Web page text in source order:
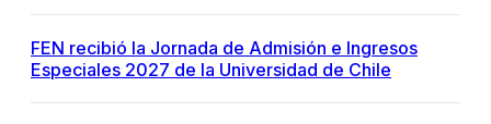
FEN recibió la Jornada de Admisión e Ingresos
Especiales 2027 de la Universidad de Chile